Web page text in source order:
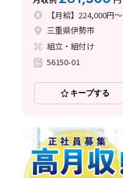
【月給】224,000円～
三重県伊勢市
組立・組付け
56150-01
キープする